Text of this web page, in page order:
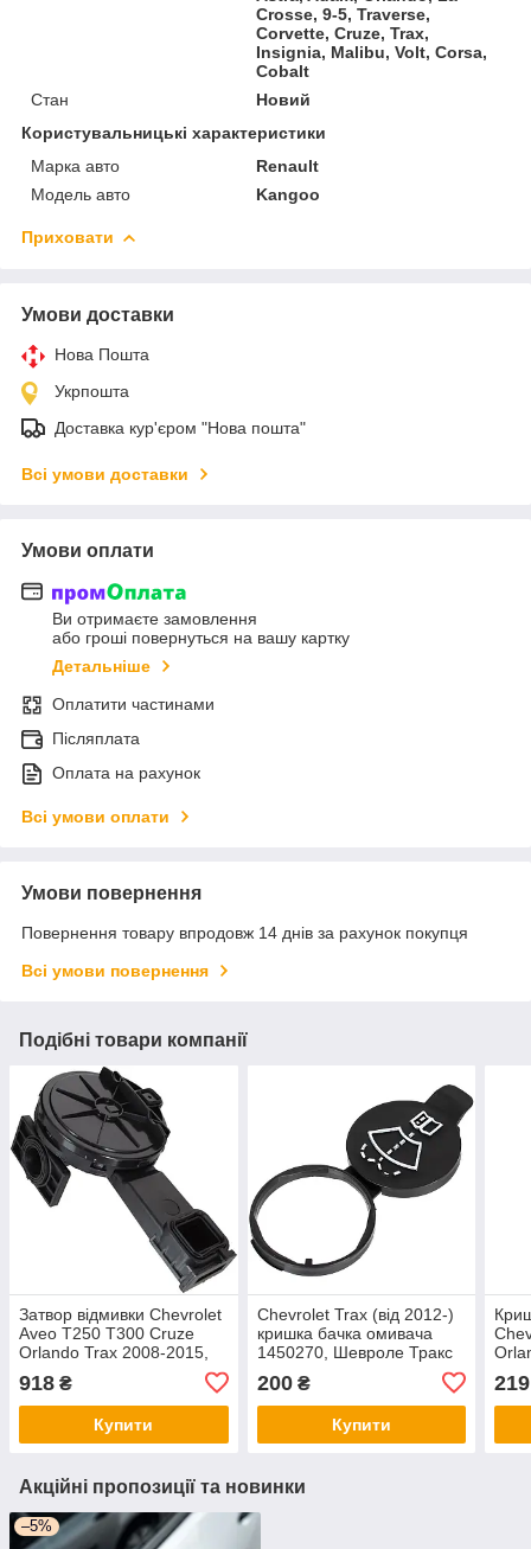
Crosse, 9-5, Traverse,
Corvette, Cruze, Trax,
Insignia, Malibu, Volt, Corsa,
Cobalt
Стан
Новий
Користувальницькі характеристики
Марка авто
Renault
Модель авто
Kangoo
Приховати
Умови доставки
Нова Пошта
Укрпошта
Доставка кур'єром "Нова пошта"
Всі умови доставки
Умови оплати
Ви отримаєте замовлення
або гроші повернуться на вашу картку
Детальніше
Оплатити частинами
Післяплата
Оплата на рахунок
Всі умови оплати
Умови повернення
Повернення товару впродовж 14 днів за рахунок покупця
Всі умови повернення
Подібні товари компанії
Затвор відмивки Chevrolet
Aveo T250 T300 Cruze
Orlando Trax 2008-2015,
918 ₴
Купити
Chevrolet Trax (від 2012-)
кришка бачка омивача
1450270, Шевроле Тракс
200₴
Купити
219
Акційні пропозиції та новинки
–5%